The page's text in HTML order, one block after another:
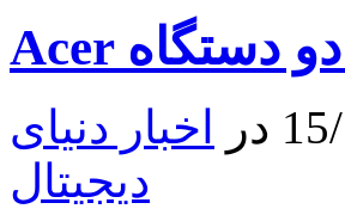
Primo
در
دسامبر
بازار
خواهد
اخبار دنیای
دیجیتال